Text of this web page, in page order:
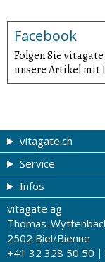
Facebook
Folgen Sie
unsere Artikel mit
vitagate.ch
Gesund & schön
Themen von A-Z
Therapien von
Gesundheit
Service
Gutscheine
Drogistenstern
Drogeriesuche
Partner-
Infos
Impressum
Über uns
vitagate ag
Thomas-
2502 Biel/Bienne
+41 32 328 50 50